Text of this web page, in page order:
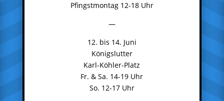
Pfingstmontag 12-18 Uhr
—
12. bis 14. Juni
Königslutter
Karl-Köhler-Platz
Fr. & Sa. 14-19 Uhr
So. 12-17 Uhr